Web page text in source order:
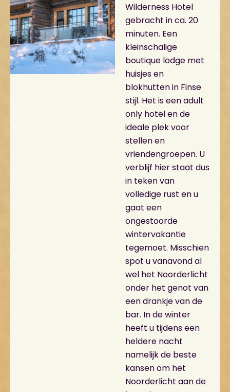
Wilderness Hotel
gebracht in ca. 20
minuten. Een
kleinschalige
boutique lodge met
huisjes en
blokhutten in Finse
stijl. Het is een adult
only hotel en de
ideale plek voor
stellen en
vriendengroepen. U
verblijf hier staat dus
in teken van
volledige rust en u
gaat een
ongestoorde
wintervakantie
tegemoet. Misschien
spot u vanavond al
wel het Noorderlicht
onder het genot van
een drankje van de
bar. In de winter
heeft u tijdens een
heldere nacht
namelijk de beste
kansen om het
Noorderlicht aan de